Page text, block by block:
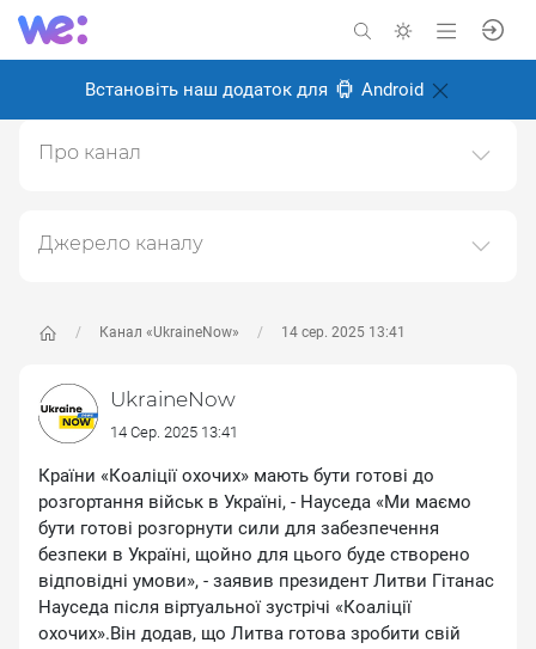
Встановіть наш додаток для Android
Канал «UkraineNow» 14 сер. 2025 13:41
UkraineNow
14 Сер. 2025 13:41
Країни «Коаліції охочих» мають бути готові до
розгортання військ в Україні, - Науседа «Ми маємо
бути готові розгорнути сили для забезпечення
безпеки в Україні, щойно для цього буде створено
відповідні умови», - заявив президент Литви Гітанас
Науседа після віртуальної зустрічі «Коаліції
охочих».Він додав, що Литва готова зробити свій
Про канал
Створено: 24 серпня 2024
Джерело каналу
метою його популяризації та збільшення аудиторії
Переходьте за посиланнями в дописах для
отримання повної інформації про Автора, чи